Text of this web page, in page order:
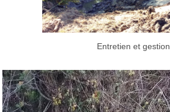
Entretien et gestion